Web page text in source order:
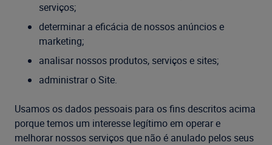
serviços;
determinar a eficácia de nossos anúncios e
marketing;
analisar nossos produtos, serviços e sites;
administrar o Site.
Usamos os dados pessoais para os fins descritos acima
porque temos um interesse legítimo em operar e
melhorar nossos serviços que não é anulado pelos seus